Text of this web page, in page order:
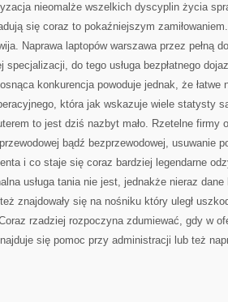
nieomalże wszelkich dyscyplin życia
się coraz to pokaźniejszym
Naprawa laptopów warszawa przez pełną
specjalizacji, do tego usługa bezpłatnego
konkurencja powoduje jednak, że łatwe
która jak wskazuje wiele statysty
to jest dziś nazbyt mało. Rzetelne firmy
bądź bezprzewodowej, usuwanie
i co staje się coraz bardziej legendarne
usługa tania nie jest, jednakże nieraz
znajdowały się na nośniku który uległ
rzadziej rozpoczyna zdumiewać, gdy w
się pomoc przy administracji lub też